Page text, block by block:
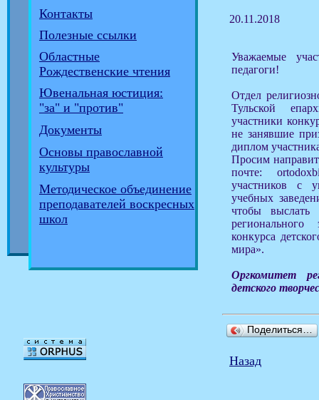
Контакты
Полезные ссылки
Областные
Рождественские чтения
Ювенальная юстиция:
"за" и "против"
Документы
Основы православной
культуры
Методическое объединение
преподавателей воскресных
школ
20.11.2018
Уважаемые
педагоги!
Отдел
Тульской
участники
не занявшие
диплом
Просим
почте:
участников с
учебных
чтобы выслать
конкурса
мира».
Оргкомитет
детского
Поделиться…
Назад